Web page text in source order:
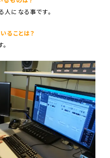
人になる事です。
ることは？